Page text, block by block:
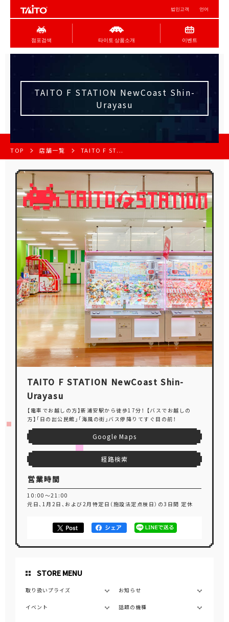
법인고객 언어
점포검색 타이토 상품소개 이벤트
TAITO F STATION NewCoast Shin-
Urayasu
TOP 店舗一覧 TAITO F ST...
STORE MENU
取り扱いプライズ お知らせ
イベント 話題の機種
TAITO F STATION NewCoast Shin-
Urayasu
【電車でお越しの方】新浦安駅から徒歩17分！ 【バスでお越しの
方】「日の出公民館」「海風の街」バス停降りてすぐ目の前！
Google Maps
経路検索
営業時間
10:00～21:00
元日、1月2日、および2月特定日（施設法定点検日）の3日間 定休